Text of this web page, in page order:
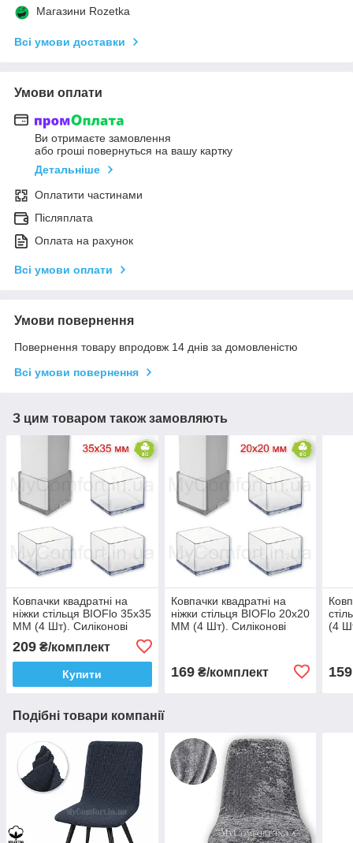
Магазини Rozetka
Всі умови доставки
Умови оплати
Ви отримаєте замовлення
або гроші повернуться на вашу картку
Детальніше
Оплатити частинами
Післяплата
Оплата на рахунок
Всі умови оплати
Умови повернення
Повернення товару впродовж 14 днів за домовленістю
Всі умови повернення
З цим товаром також замовляють
Ковпачки квадратні на
ніжки стільця BIOFlo 35х35
ММ (4 Шт). Силіконові
підлоги, від шуму
209 ₴/комплект
Купити
Ковпачки квадратні на
ніжки стільця BIOFlo 20х20
ММ (4 Шт). Силіконові
169₴/комплект
(4
159
Подібні товари компанії